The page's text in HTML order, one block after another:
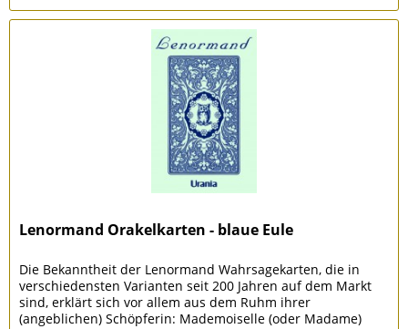
Lenormand Orakelkarten - blaue Eule
Die Bekanntheit der Lenormand Wahrsagekarten, die in
verschiedensten Varianten seit 200 Jahren auf dem Markt
sind, erklärt sich vor allem aus dem Ruhm ihrer
(angeblichen) Schöpferin: Mademoiselle (oder Madame)